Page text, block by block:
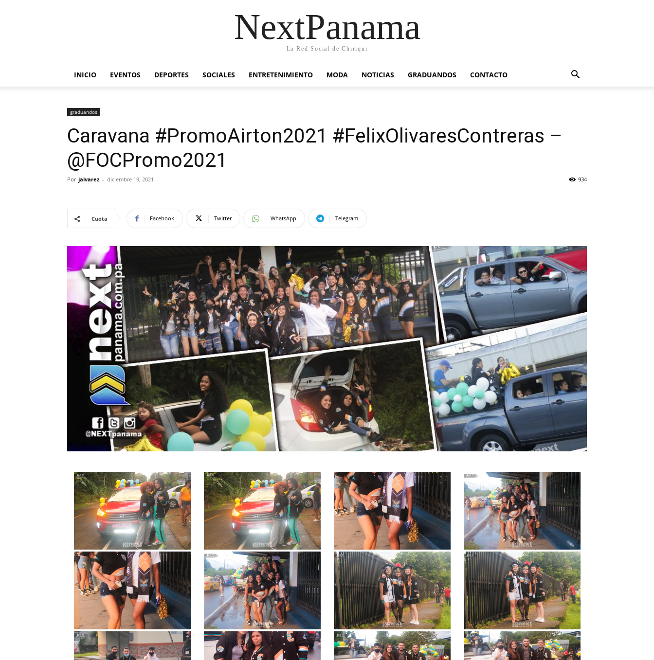
NextPanama
La Red Social de Chiriqui
INICIO EVENTOS DEPORTES SOCIALES ENTRETENIMIENTO MODA NOTICIAS GRADUANDOS CONTACTO
graduandos
Caravana #PromoAirton2021 #FelixOlivaresContreras –
@FOCPromo2021
Por jalvarez - diciembre 19, 2021 934
Cuota Facebook Twitter WhatsApp Telegram